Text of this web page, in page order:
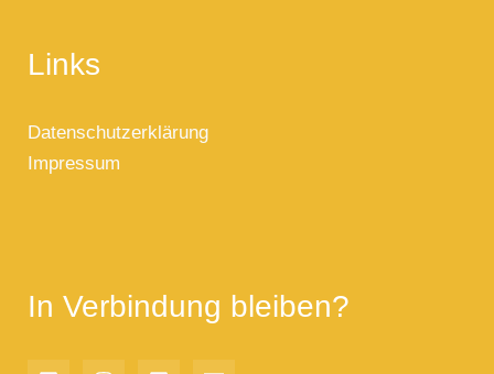
Links
Datenschutzerklärung
Impressum
In Verbindung bleiben?